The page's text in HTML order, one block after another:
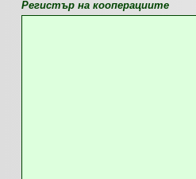
Регистър на кооперациите